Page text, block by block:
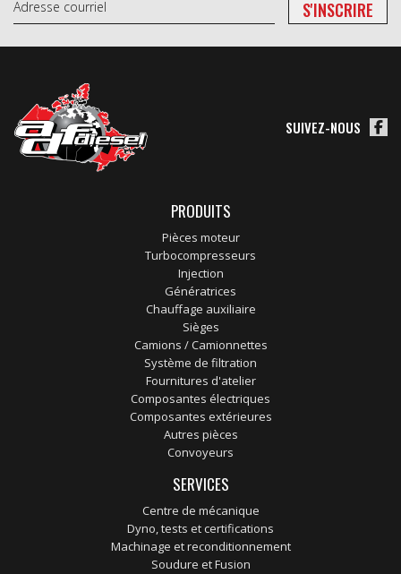
SUIVEZ-NOUS
PRODUITS
Pièces moteur
Turbocompresseurs
Injection
Génératrices
Chauffage auxiliaire
Sièges
Camions / Camionnettes
Système de filtration
Fournitures d'atelier
Composantes électriques
Composantes extérieures
Autres pièces
Convoyeurs
SERVICES
Centre de mécanique
Dyno, tests et certifications
Machinage et reconditionnement
Soudure et Fusion